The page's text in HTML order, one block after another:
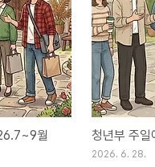
월 청년부 주
2026. 6. 28.